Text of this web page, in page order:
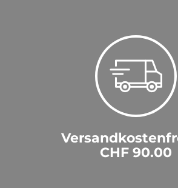
CHF 90.00